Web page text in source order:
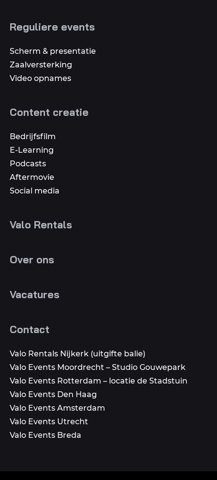
Reguliere events
Scherm & presentatie
Zaalversterking
Video opnames
Content creatie
Bedrijfsfilm
E-Learning
Podcasts
Aftermovie
Social media
Valo Rentals
Over ons
Vacatures
Contact
Valo Rentals Nijkerk (uitgifte balie)
Valo Events Moordrecht – Studio Gouwepark
Valo Events Rotterdam – locatie de Stadstuin
Valo Events Den Haag
Valo Events Amsterdam
Valo Events Utrecht
Valo Events Breda